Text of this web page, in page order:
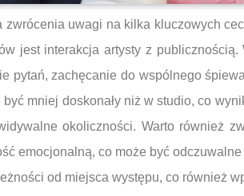
uwagi na kilka kluczowych
jest interakcja artysty z
pytań, zachęcanie do wspólnego
mniej doskonały niż w studio, co
okoliczności. Warto również
emocjonalną, co może być
od miejsca występu, co również